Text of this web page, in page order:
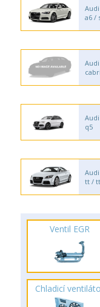
Audi
a6 /
Audi
Audi
q5
Audi
tt /
Ventil EGR
Chladicí